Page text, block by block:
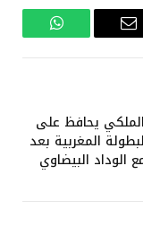
البريد
واتساب
يحافظ على
المغربية بعد
الوداد البيضاوي